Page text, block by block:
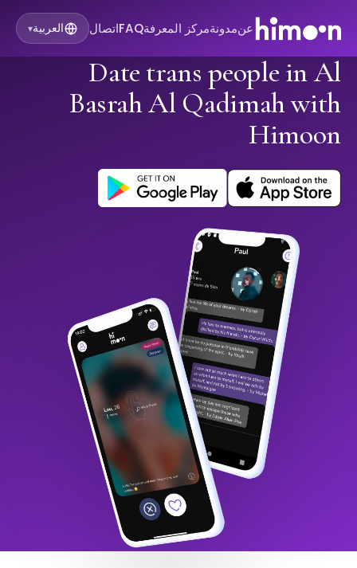
عنمدونةمركز المعرفةFAQاتصال العربية▾
Date trans people in Al
Basrah Al Qadimah with
Himoon